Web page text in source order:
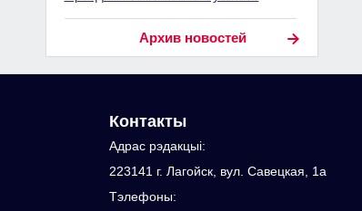
Архив новостей
Контакты
Адрас рэдакцыi:
223141 г. Лагойск, вул. Савецкая, 1а
Тэлефоны: